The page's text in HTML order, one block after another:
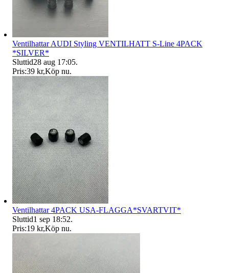
Ventilhattar AUDI Styling VENTILHATT S-Line 4PACK
*SILVER*
Sluttid28 aug 17:05.
Pris:39 kr,Köp nu.
Ventilhattar 4PACK USA-FLAGGA*SVARTVIT*
Sluttid1 sep 18:52.
Pris:19 kr,Köp nu.